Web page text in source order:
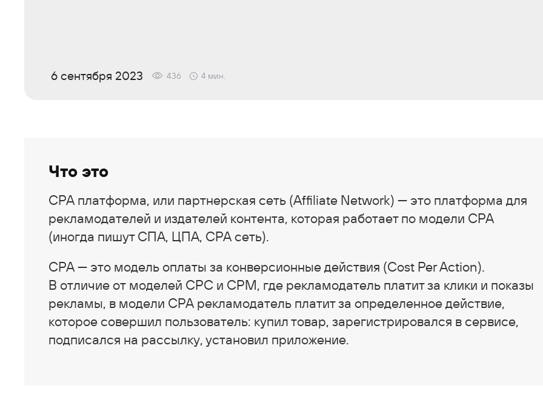
6 сентября 2023 436 4 мин.
Что это
CPA платформа, или партнерская сеть (Affiliate Network) — это платформа для
рекламодателей и издателей контента, которая работает по модели СРА
(иногда пишут СПА, ЦПА, CPA сеть).
CPA — это модель оплаты за конверсионные действия (Cost Per Action).
В отличие от моделей CPC и CPM, где рекламодатель платит за клики и показы
рекламы, в модели СРА рекламодатель платит за определенное действие,
которое совершил пользователь: купил товар, зарегистрировался в сервисе,
подписался на рассылку, установил приложение.